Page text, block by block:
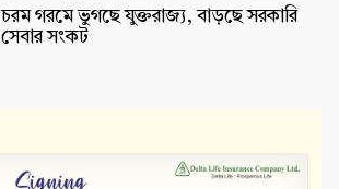
চরম গরমে ভুগছে যুক্তরাজ্য, বাড়ছে সরকারি
সেবার সংকট